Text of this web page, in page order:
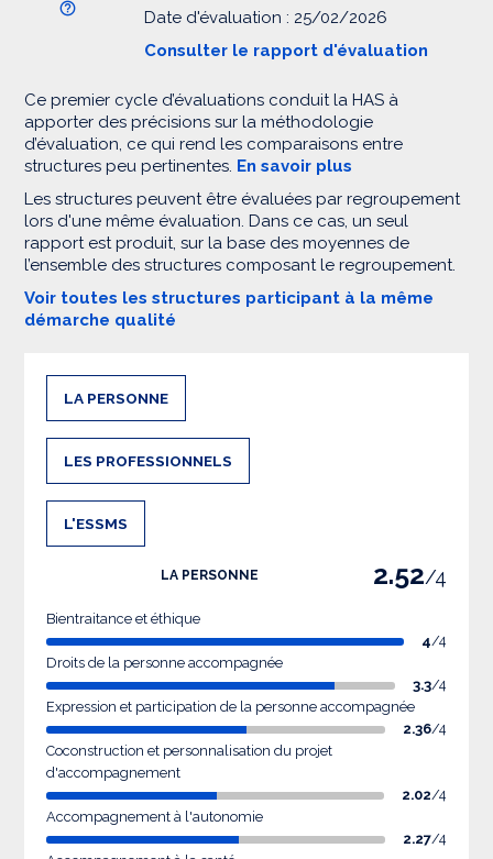
Date d'évaluation : 25/02/2026
Consulter le rapport d'évaluation
Ce premier cycle d’évaluations conduit la HAS à
apporter des précisions sur la méthodologie
d’évaluation, ce qui rend les comparaisons entre
structures peu pertinentes. En savoir plus
Les structures peuvent être évaluées par regroupement
lors d'une même évaluation. Dans ce cas, un seul
rapport est produit, sur la base des moyennes de
l’ensemble des structures composant le regroupement.
Voir toutes les structures participant à la même
démarche qualité
LA PERSONNE
LES PROFESSIONNELS
L'ESSMS
LA PERSONNE 2.52/4
Bientraitance et éthique
4/4
Droits de la personne accompagnée
3.3/4
Expression et participation de la personne accompagnée
2.36/4
Coconstruction et personnalisation du projet
d'accompagnement
2.02/4
Accompagnement à l'autonomie
2.27/4